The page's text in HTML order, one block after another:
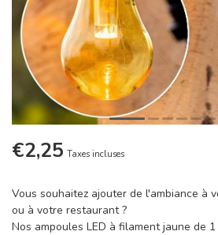
€2,25 Taxes incluses
Vous souhaitez ajouter de l'ambiance à
ou à votre restaurant ?
Nos ampoules LED à filament jaune de